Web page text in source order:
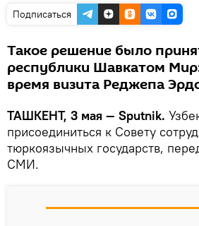
Подписаться
Такое решение было
республики Шавкатом
время визита Реджепа
ТАШКЕНТ, 3 мая — Sputnik.
присоединиться к Совету
тюркоязычных государств,
СМИ.